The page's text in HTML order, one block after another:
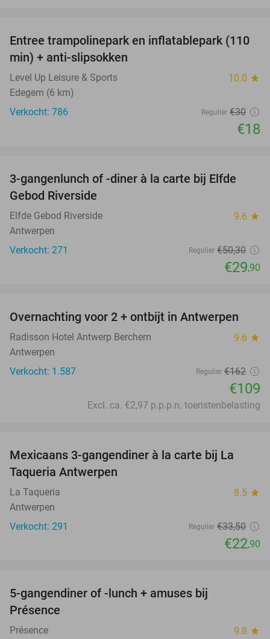
40%
Entree trampolinepark en inflatablepark (110
min) + anti-slipsokken
Level Up Leisure & Sports 10.0 star
Edegem (6 km)
Verkocht: 786
Regulier €30
€18
41%
3-gangenlunch of -diner à la carte bij Elfde
Gebod Riverside
Elfde Gebod Riverside 9.6 star
Antwerpen
Verkocht: 271
Regulier €50,30
€29,90
33%
Overnachting voor 2 + ontbijt in Antwerpen
Radisson Hotel Antwerp Berchem 9.6 star
Antwerpen
Verkocht: 1.587
Regulier €162
€109
Excl. ca. €2,97 p.p.p.n. toeristenbelasting
32%
Mexicaans 3-gangendiner à la carte bij La
Taqueria Antwerpen
La Taqueria 8.5 star
Antwerpen
Verkocht: 291
Regulier €33,50
€22,90
5-gangendiner of -lunch + amuses bij
Présence
Présence 9.8 star